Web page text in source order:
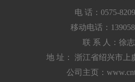
电 话：0575-
移动电话：
联 系 人：徐
地 址： 浙江省绍兴市上
公司主页：